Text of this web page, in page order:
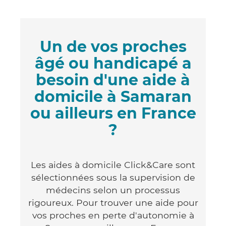
Un de vos proches
âgé ou handicapé a
besoin d'une aide à
domicile à Samaran
ou ailleurs en France
?
Les aides à domicile Click&Care sont
sélectionnées sous la supervision de
médecins selon un processus
rigoureux. Pour trouver une aide pour
vos proches en perte d'autonomie à